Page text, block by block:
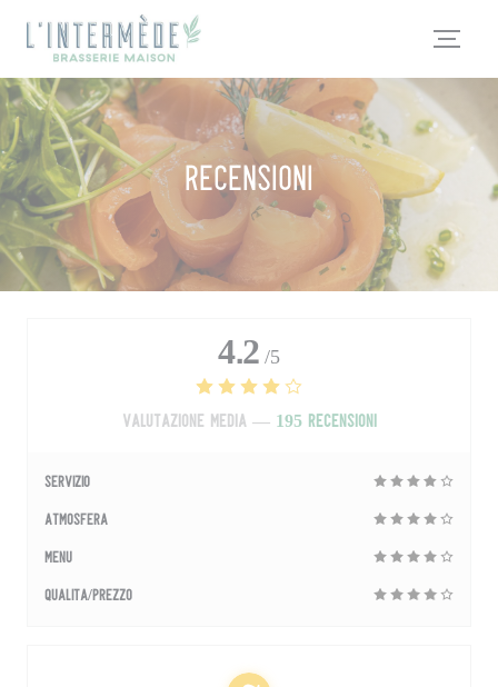
Personalizzazione delle tue scelte sui cookie
Recensioni
4.2 /5
Valutazione media — 195 recensioni
Servizio
Atmosfera
Menu
Qualità/Prezzo